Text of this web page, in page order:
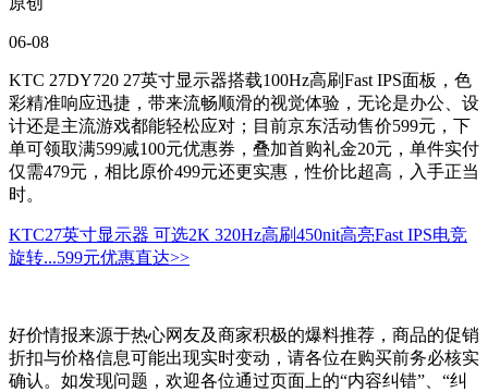
06-08
KTC 27DY720 27英寸显示器搭载100Hz高刷Fast IPS面板，色
彩精准响应迅捷，带来流畅顺滑的视觉体验，无论是办公、设
计还是主流游戏都能轻松应对；目前京东活动售价599元，下
单可领取满599减100元优惠券，叠加首购礼金20元，单件实付
仅需479元，相比原价499元还更实惠，性价比超高，入手正当
时。
KTC27英寸显示器 可选2K 320Hz高刷450nit高亮Fast IPS电竞
旋转...599元优惠直达>>
好价情报来源于热心网友及商家积极的爆料推荐，商品的促销
折扣与价格信息可能出现实时变动，请各位在购买前务必核实
确认。如发现问题，欢迎各位通过页面上的“内容纠错”、“纠